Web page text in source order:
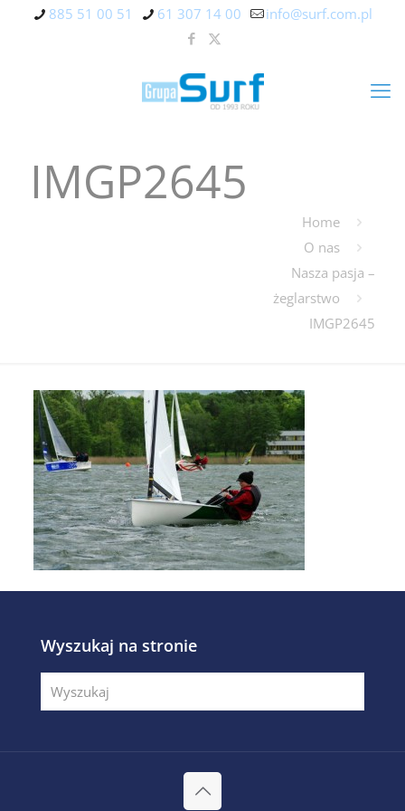
885 51 00 51 61 307 14 00 info@surf.com.pl
IMGP2645
Home
O nas
Nasza pasja –
żeglarstwo
IMGP2645
Wyszukaj na stronie